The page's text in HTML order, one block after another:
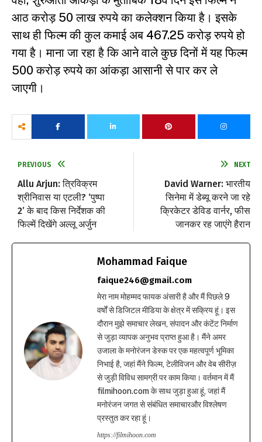
आठ करोड़ 50 लाख रुपये का कलेक्शन किया है। इसके
साथ ही फिल्म की कुल कमाई अब 467.25 करोड़ रुपये हो
गया है। माना जा रहा है कि आने वाले कुछ दिनों में यह फिल्म
500 करोड़ रुपये का आंकड़ा आसानी से पार कर ले
जाएगी।
PREVIOUS
Allu Arjun: त्रिविक्रम
श्रीनिवास या एटली? ‘पुष्पा
2’ के बाद किस निर्देशक की
फिल्में दिखेंगे अल्लू अर्जुन
NEXT
David Warner: भारतीय
सिनेमा में डेब्यू करने जा रहे
क्रिकेटर डेविड वार्नर, फीस
जानकर रह जाएंगे हैरान
Mohammad Faique
faique246@gmail.com
मेरा नाम मोहम्मद फायक अंसारी है और मैं पिछले 9
वर्षों से डिजिटल मीडिया के क्षेत्र में सक्रिय हूं। इस
दौरान मुझे समाचार लेखन, संपादन और कंटेंट निर्माण
से जुड़ा व्यापक अनुभव प्राप्त हुआ है। मैंने अमर
उजाला के मनोरंजन डेस्क पर एक महत्वपूर्ण भूमिका
निभाई है, जहां मैंने फिल्म, टेलीविजन और वेब सीरीज़
से जुड़ी विविध सामग्री पर काम किया। वर्तमान में मैं
filmihoon.com के साथ जुड़ा हुआ हूं, जहां मैं
मनोरंजन जगत से संबंधित समाचारऔर विश्लेषण
प्रस्तुत कर रहा हूं।
https://filmihoon.com